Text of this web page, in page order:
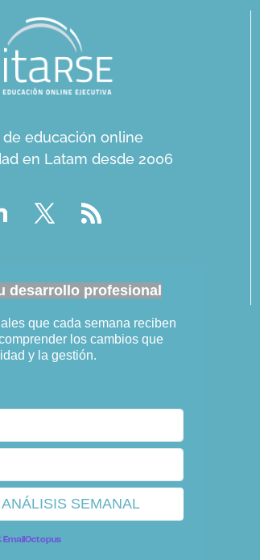
educación online
en Latam desde 2006
desarrollo profesional
que cada semana reciben
los cambios que
y la gestión.
EmailOctopus